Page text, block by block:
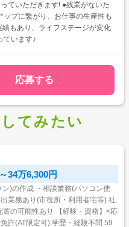
ていただきます! ●残業がないた
プに繋がり、お仕事の生産性も
もあり、ライフステージが変化
ています♪
応募する
てみたい
34万6,300円
ン)の作成 ・相談業務(パソコン使
務あり(市役所・利用者宅等) 社
学歴・経験不問 59